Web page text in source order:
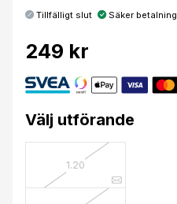
Tillfälligt slut Säker betalning
249 kr
Välj utförande
1.20